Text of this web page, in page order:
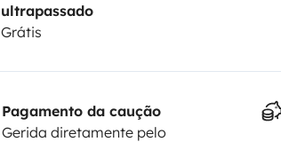
ultrapassado
Grátis
Pagamento da caução
Gerida diretamente pelo